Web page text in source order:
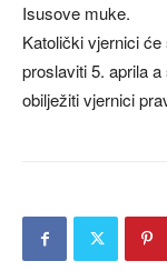
Isusove muke.
Katolički vjernici
proslaviti 5. aprila
obilježiti vjernici